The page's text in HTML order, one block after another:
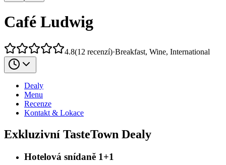
Café Ludwig
4.8(12 recenzí)·Breakfast, Wine, International
Dealy
Menu
Recenze
Kontakt & Lokace
Exkluzivní TasteTown Dealy
Hotelová snídaně 1+1